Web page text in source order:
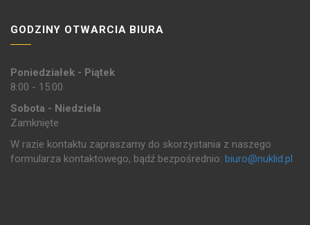
GODZINY OTWARCIA BIURA
Poniedziałek - Piątek
8:00 - 15:00
Sobota - Niedziela
Zamknięte
W razie kontaktu zapraszamy do skorzystania z naszego
formularza kontaktowego, bądź bezpośrednio: biuro@nuklid.pl